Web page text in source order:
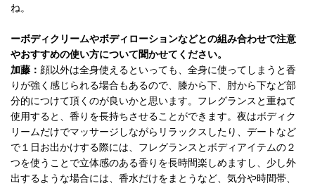
ね。
ーボディクリームやボディローションなどとの組み合わせで注意
やおすすめの使い方について聞かせてください。
加藤： 顔以外は全身使えるといっても、全身に使ってしまうと香
りが強く感じられる場合もあるので、膝から下、肘から下など部
分的につけて頂くのが良いかと思います。フレグランスと重ねて
使用すると、香りを長持ちさせることができます。夜はボディク
リームだけでマッサージしながらリラックスしたり、デートなど
で１日お出かけする際には、フレグランスとボディアイテムの２
つを使うことで立体感のある香りを長時間楽しめますし、少し外
出するような場合には、香水だけをまとうなど、気分や時間帯、